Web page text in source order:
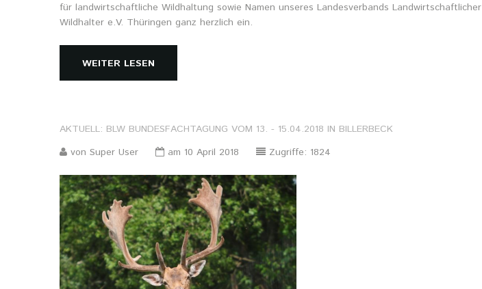
für landwirtschaftliche Wildhaltung sowie Namen unseres Landesverbands Landwirtschaftlicher
Wildhalter e.V. Thüringen ganz herzlich ein.
WEITER LESEN
AKTUELL: BLW BUNDESFACHTAGUNG VOM 13. - 15.04.2018 IN BILLERBECK
von Super User
am 10 April 2018 Zugriffe: 1824